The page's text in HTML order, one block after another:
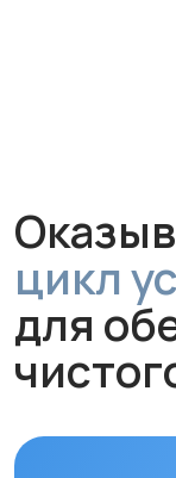
за 1 час без
ремонта.
работу и
устройства.